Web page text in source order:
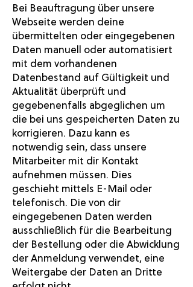
Bei Beauftragung über unsere
Webseite werden deine
übermittelten oder eingegebenen
Daten manuell oder automatisiert
mit dem vorhandenen
Datenbestand auf Gültigkeit und
Aktualität überprüft und
gegebenenfalls abgeglichen um
die bei uns gespeicherten Daten zu
korrigieren. Dazu kann es
notwendig sein, dass unsere
Mitarbeiter mit dir Kontakt
aufnehmen müssen. Dies
geschieht mittels E-Mail oder
telefonisch. Die von dir
eingegebenen Daten werden
ausschließlich für die Bearbeitung
der Bestellung oder die Abwicklung
der Anmeldung verwendet, eine
Weitergabe der Daten an Dritte